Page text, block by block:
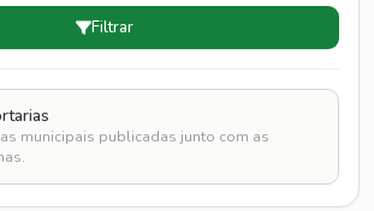
Filtrar
municipais publicadas junto com as